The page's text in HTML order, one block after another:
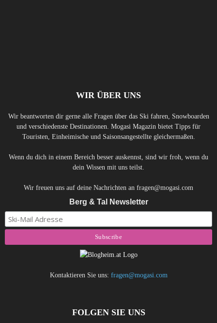
WIR ÜBER UNS
Wir beantworten dir gerne alle Fragen über das Ski fahren, Snowboarden
und verschiedenste Destinationen. Mogasi Magazin bietet Tipps für
Touristen, Einheimische und Saisonsangestellte gleichermaßen.
Wenn du dich in einem Bereich besser auskennst, sind wir froh, wenn du
dein Wissen mit uns teilst.
Wir freuen uns auf deine Nachrichten an fragen@mogasi.com
Berg & Tal Newsletter
Kontaktieren Sie uns: fragen@mogasi.com
FOLGEN SIE UNS